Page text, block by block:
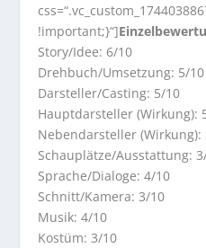
!important;}“]
Story/Idee: 6/10
Drehbuch/Umsetzung: 5/10
Darsteller/Casting: 5/10
Hauptdarsteller (Wirkung):
Nebendarsteller (Wirkung):
Schauplätze/Ausstattung:
Sprache/Dialoge: 4/10
Schnitt/Kamera: 3/10
Musik: 4/10
Kostüm: 3/10